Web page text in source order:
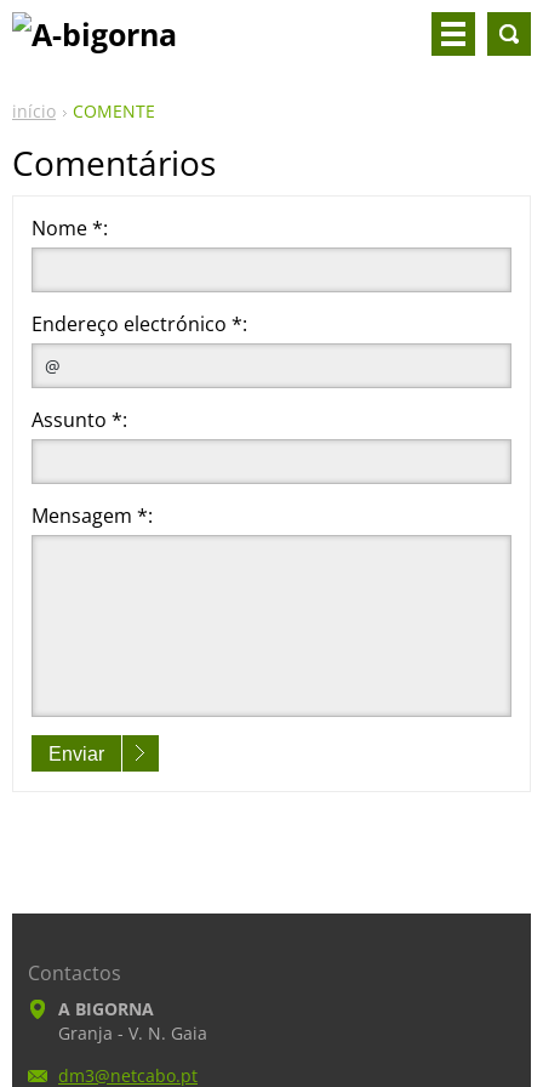
início COMENTE
Comentários
Nome *:
Endereço electrónico *:
Assunto *:
Mensagem *:
Enviar
Contactos
A BIGORNA
Granja - V. N. Gaia
dm3@netcabo.pt